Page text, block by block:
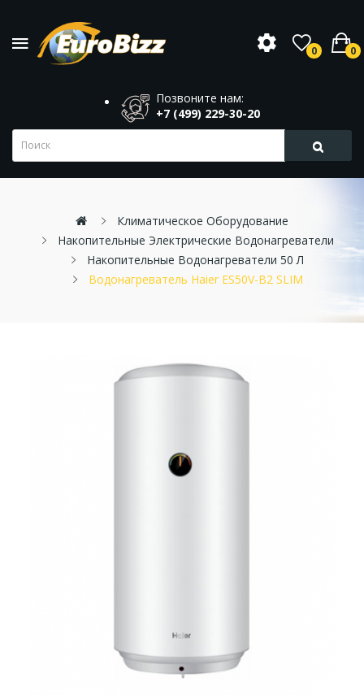
0 0
Позвоните нам:
+7 (499) 229-30-20
Климатическое Оборудование
Накопительные Электрические Водонагреватели
Накопительные Водонагреватели 50 Л
Водонагреватель Haier ES50V-B2 SLIM